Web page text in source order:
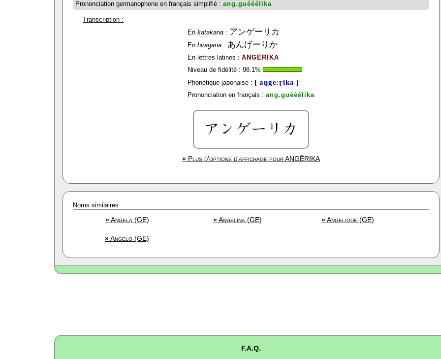
Prononciation germanophone en français simplifié : ang.guééélika
Transcription :
En katakana : アンゲーリカ
En hiragana : あんげーりか
En lettres latines : ANGĒRIKA
Niveau de fidélité : 98.1%
Phonétique japonaise : [ aŋgeːɽika ]
Prononciation en français : ang.guééélika
» Plus d'options d'affichage pourANGĒRIKA
Noms similaires
»Angela (GE) »Angelina (GE) »Angelique (GE)
»Angelo (GE)
F.A.Q.